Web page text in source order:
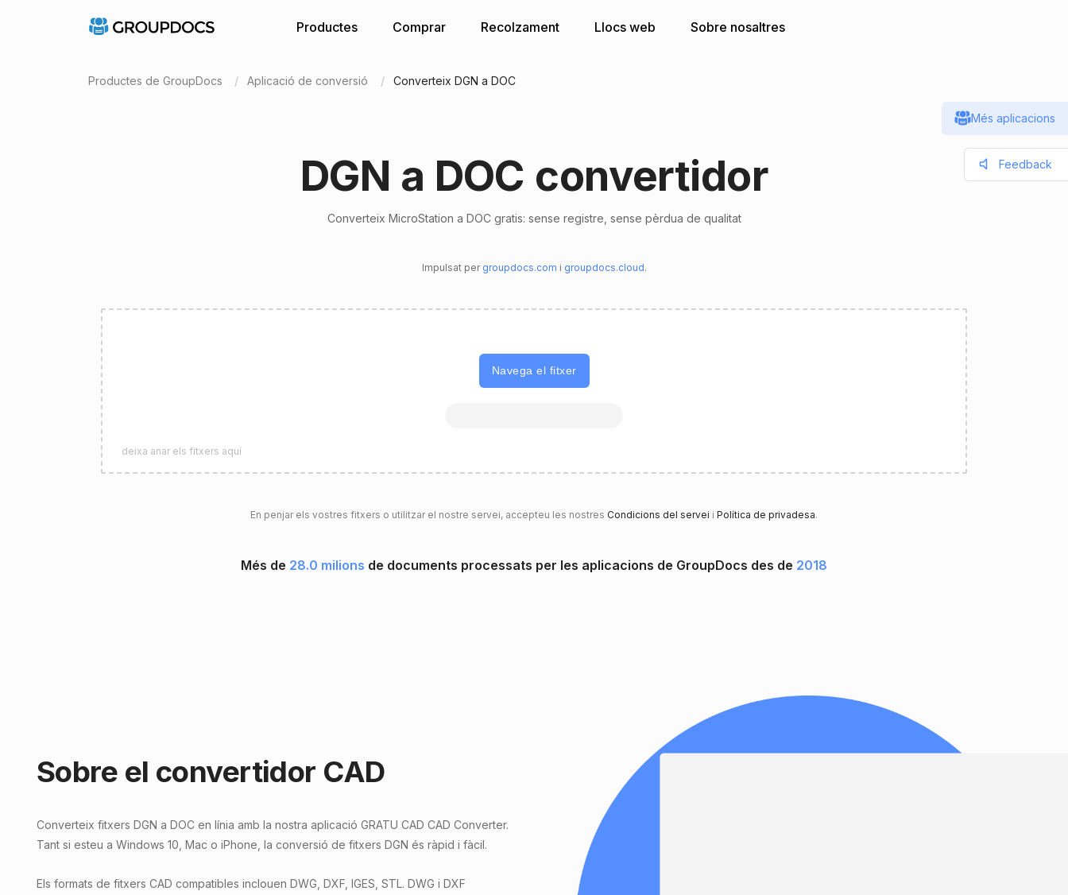
Productes Comprar Recolzament Llocs web Sobre nosaltres
Productes de GroupDocs Aplicació de conversió Converteix DGN a DOC
DGN a DOC convertidor
Converteix MicroStation a DOC gratis: sense registre, sense pèrdua de qualitat
Impulsat per groupdocs.com i groupdocs.cloud.
Navega el fitxer
deixa anar els fitxers aquí
En penjar els vostres fitxers o utilitzar el nostre servei, accepteu les nostres Condicions del servei i Política de privadesa.
Més de 28.0 milions de documents processats per les aplicacions de GroupDocs des de 2018
Sobre el convertidor CAD
Converteix fitxers DGN a DOC en línia amb la nostra aplicació GRATU CAD CAD Converter.
Tant si esteu a Windows 10, Mac o iPhone, la conversió de fitxers DGN és ràpid i fàcil.
Els formats de fitxers CAD compatibles inclouen DWG, DXF, IGES, STL. DWG i DXF
Més aplicacions
Feedback